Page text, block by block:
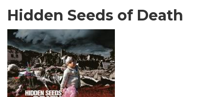
Hidden Seeds of Death